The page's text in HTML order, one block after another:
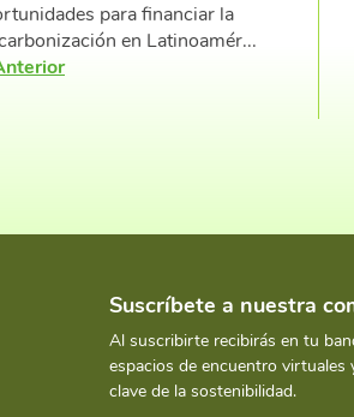
para financiar la
en Latinoamér...
Suscríbete a nuestra
Al suscribirte recibirás en tu
espacios de encuentro
clave de la sostenibilidad.